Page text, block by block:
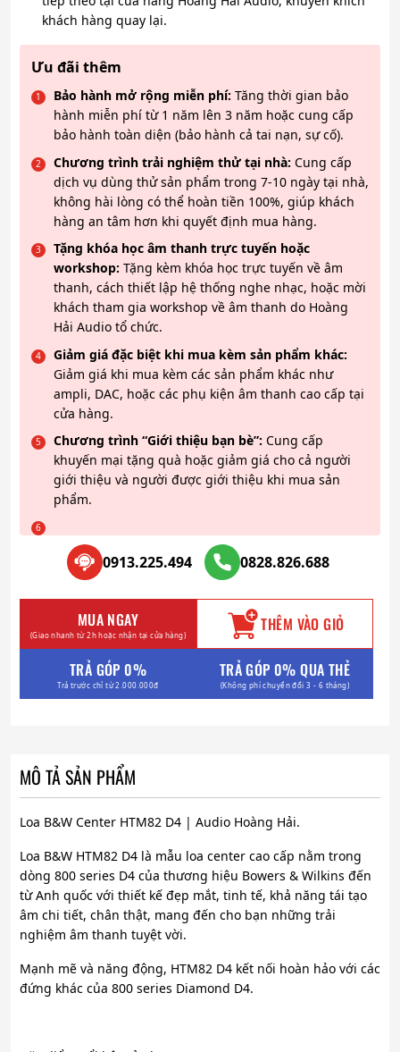
khách hàng quay lại.
Ưu đãi thêm
Bảo hành mở rộng miễn phí: Tăng thời gian bảo
hành miễn phí từ 1 năm lên 3 năm hoặc cung cấp
bảo hành toàn diện (bảo hành cả tai nạn, sự cố).
Chương trình trải nghiệm thử tại nhà: Cung cấp
dịch vụ dùng thử sản phẩm trong 7-10 ngày tại nhà,
không hài lòng có thể hoàn tiền 100%, giúp khách
hàng an tâm hơn khi quyết định mua hàng.
Tặng khóa học âm thanh trực tuyến hoặc
workshop: Tặng kèm khóa học trực tuyến về âm
thanh, cách thiết lập hệ thống nghe nhạc, hoặc mời
khách tham gia workshop về âm thanh do Hoàng
Hải Audio tổ chức.
Giảm giá đặc biệt khi mua kèm sản phẩm khác:
Giảm giá khi mua kèm các sản phẩm khác như
ampli, DAC, hoặc các phụ kiện âm thanh cao cấp tại
cửa hàng.
Chương trình “Giới thiệu bạn bè”: Cung cấp
khuyến mại tặng quà hoặc giảm giá cho cả người
giới thiệu và người được giới thiệu khi mua sản
phẩm.
0913.225.494 0828.826.688
MUA NGAY
(Giao nhanh từ 2h hoặc nhận tại cửa hàng) THÊM VÀO GIỎ
TRẢ GÓP 0%
Trả trước chỉ từ 2.000.000đ
TRẢ GÓP 0% QUA THẺ
(Không phí chuyển đổi 3 - 6 tháng)
MÔ TẢ SẢN PHẨM
Loa B&W Center HTM82 D4 | Audio Hoàng Hải.
Loa B&W HTM82 D4 là mẫu loa center cao cấp nằm trong
dòng 800 series D4 của thương hiệu Bowers & Wilkins đến
từ Anh quốc với thiết kế đẹp mắt, tinh tế, khả năng tái tạo
âm chi tiết, chân thật, mang đến cho bạn những trải
nghiệm âm thanh tuyệt vời.
Mạnh mẽ và năng động, HTM82 D4 kết nối hoàn hảo với các
đứng khác của 800 series Diamond D4.